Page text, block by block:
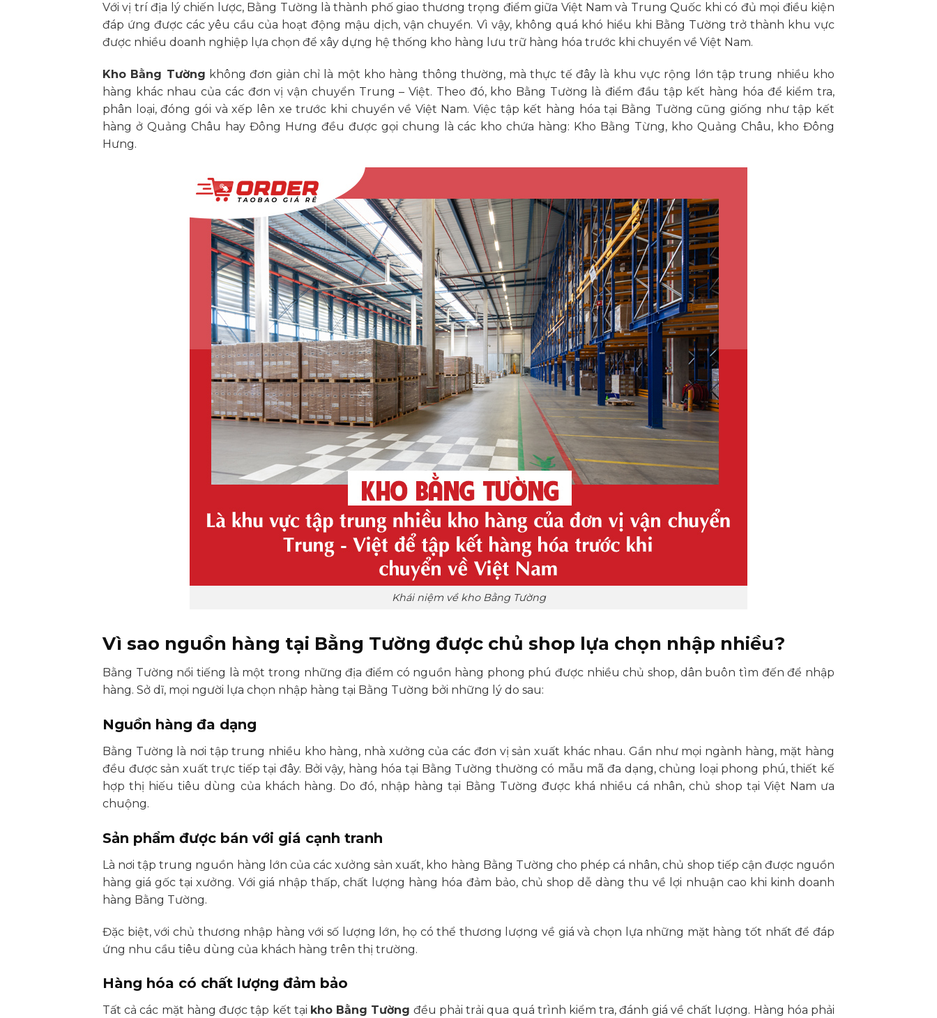
Với vị trí địa lý chiến lược, Bằng Tường là thành phố giao thương trọng điểm giữa Việt Nam và Trung Quốc khi có đủ mọi điều kiện
đáp ứng được các yêu cầu của hoạt động mậu dịch, vận chuyển. Vì vậy, không quá khó hiểu khi Bằng Tường trở thành khu vực
được nhiều doanh nghiệp lựa chọn để xây dựng hệ thống kho hàng lưu trữ hàng hóa trước khi chuyển về Việt Nam.
Kho Bằng Tường không đơn giản chỉ là một kho hàng thông thường, mà thực tế đây là khu vực rộng lớn tập trung nhiều kho
hàng khác nhau của các đơn vị vận chuyển Trung – Việt. Theo đó, kho Bằng Tường là điểm đầu tập kết hàng hóa để kiểm tra,
phân loại, đóng gói và xếp lên xe trước khi chuyển về Việt Nam. Việc tập kết hàng hóa tại Bằng Tường cũng giống như tập kết
hàng ở Quảng Châu hay Đông Hưng đều được gọi chung là các kho chứa hàng: Kho Bằng Từng, kho Quảng Châu, kho Đông
Hưng.
Khái niệm về kho Bằng Tường
Vì sao nguồn hàng tại Bằng Tường được chủ shop lựa chọn nhập nhiều?
Bằng Tường nổi tiếng là một trong những địa điểm có nguồn hàng phong phú được nhiều chủ shop, dân buôn tìm đến để nhập
hàng. Sở dĩ, mọi người lựa chọn nhập hàng tại Bằng Tường bởi những lý do sau:
Nguồn hàng đa dạng
Bằng Tường là nơi tập trung nhiều kho hàng, nhà xưởng của các đơn vị sản xuất khác nhau. Gần như mọi ngành hàng, mặt hàng
đều được sản xuất trực tiếp tại đây. Bởi vậy, hàng hóa tại Bằng Tường thường có mẫu mã đa dạng, chủng loại phong phú, thiết kế
hợp thị hiếu tiêu dùng của khách hàng. Do đó, nhập hàng tại Bằng Tường được khá nhiều cá nhân, chủ shop tại Việt Nam ưa
chuộng.
Sản phẩm được bán với giá cạnh tranh
Là nơi tập trung nguồn hàng lớn của các xưởng sản xuất, kho hàng Bằng Tường cho phép cá nhân, chủ shop tiếp cận được nguồn
hàng giá gốc tại xưởng. Với giá nhập thấp, chất lượng hàng hóa đảm bảo, chủ shop dễ dàng thu về lợi nhuận cao khi kinh doanh
hàng Bằng Tường.
Đặc biệt, với chủ thương nhập hàng với số lượng lớn, họ có thể thương lượng về giá và chọn lựa những mặt hàng tốt nhất để đáp
ứng nhu cầu tiêu dùng của khách hàng trên thị trường.
Hàng hóa có chất lượng đảm bảo
Tất cả các mặt hàng được tập kết tại kho Bằng Tường đều phải trải qua quá trình kiểm tra, đánh giá về chất lượng. Hàng hóa phải